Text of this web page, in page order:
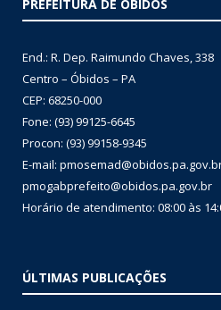
PREFEITURA DE ÓBIDOS
End.: R. Dep. Raimundo Chaves, 338
Centro – Óbidos – PA
CEP: 68250-000
Fone: (93) 99125-6645
Procon: (93) 99158-9345
E-mail:
pmogabprefeito@obidos.pa.gov.br
Horário de atendimento: 08:00 às
ÚLTIMAS PUBLICAÇÕES